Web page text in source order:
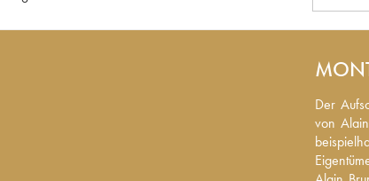
Der
Alain
Der
von